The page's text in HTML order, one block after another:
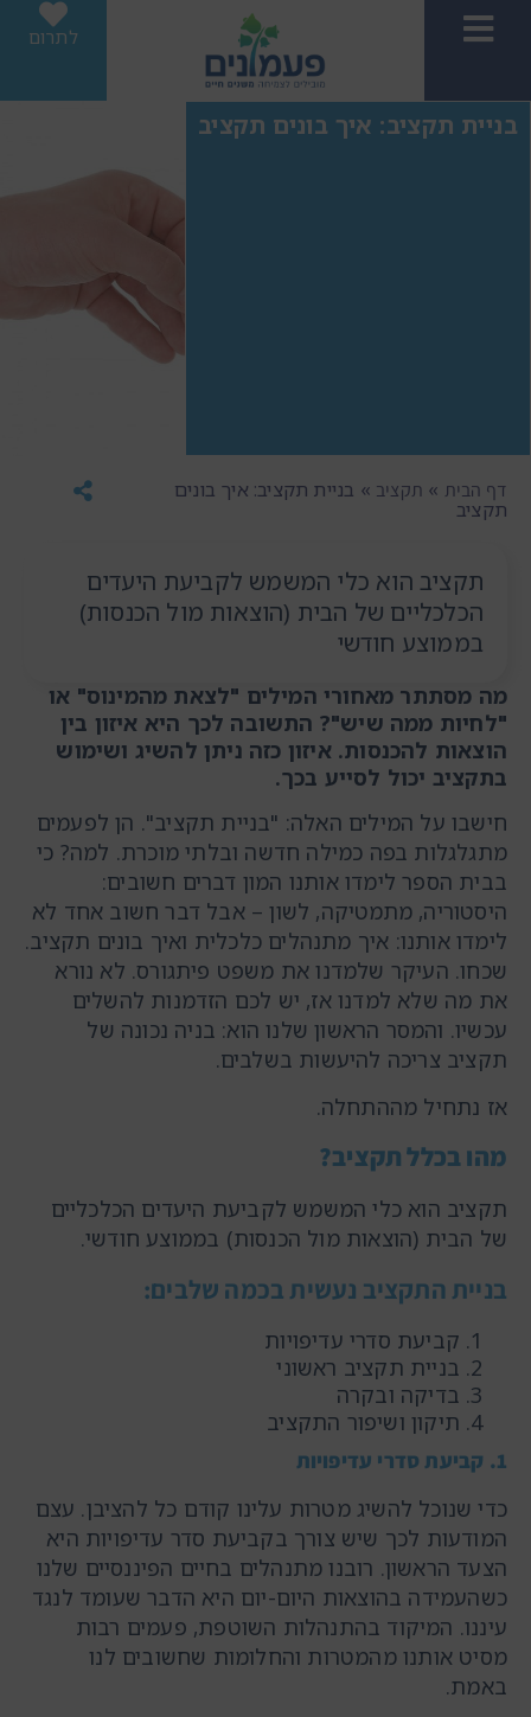
לתרום
בניית תקציב: איך בונים תקציב
דף הבית » תקציב » בניית תקציב: איך בונים
תקציב
תקציב הוא כלי המשמש לקביעת היעדים
הכלכליים של הבית (הוצאות מול הכנסות)
בממוצע חודשי
מה מסתתר מאחורי המילים "לצאת מהמינוס" או
"לחיות ממה שיש"? התשובה לכך היא איזון בין
הוצאות להכנסות. איזון כזה ניתן להשיג ושימוש
בתקציב יכול לסייע בכך.
חישבו על המילים האלה: "בניית תקציב". הן לפעמים
מתגלגלות בפה כמילה חדשה ובלתי מוכרת. למה? כי
בבית הספר לימדו אותנו המון דברים חשובים:
היסטוריה, מתמטיקה, לשון – אבל דבר חשוב אחד לא
לימדו אותנו: איך מתנהלים כלכלית ואיך בונים תקציב.
שכחו. העיקר שלמדנו את משפט פיתגורס. לא נורא
את מה שלא למדנו אז, יש לכם הזדמנות להשלים
עכשיו. והמסר הראשון שלנו הוא: בניה נכונה של
תקציב צריכה להיעשות בשלבים.
אז נתחיל מההתחלה.
מהו בכלל תקציב?
תקציב הוא כלי המשמש לקביעת היעדים הכלכליים
של הבית (הוצאות מול הכנסות) בממוצע חודשי.
בניית התקציב נעשית בכמה שלבים:
קביעת סדרי עדיפויות
בניית תקציב ראשוני
בדיקה ובקרה
תיקון ושיפור התקציב
1. קביעת סדרי עדיפויות
כדי שנוכל להשיג מטרות עלינו קודם כל להציבן. עצם
המודעות לכך שיש צורך בקביעת סדר עדיפויות היא
הצעד הראשון. רובנו מתנהלים בחיים הפיננסיים שלנו
כשהעמידה בהוצאות היום-יום היא הדבר שעומד לנגד
עיננו. המיקוד בהתנהלות השוטפת, פעמים רבות
מסיט אותנו מהמטרות והחלומות שחשובים לנו
באמת.